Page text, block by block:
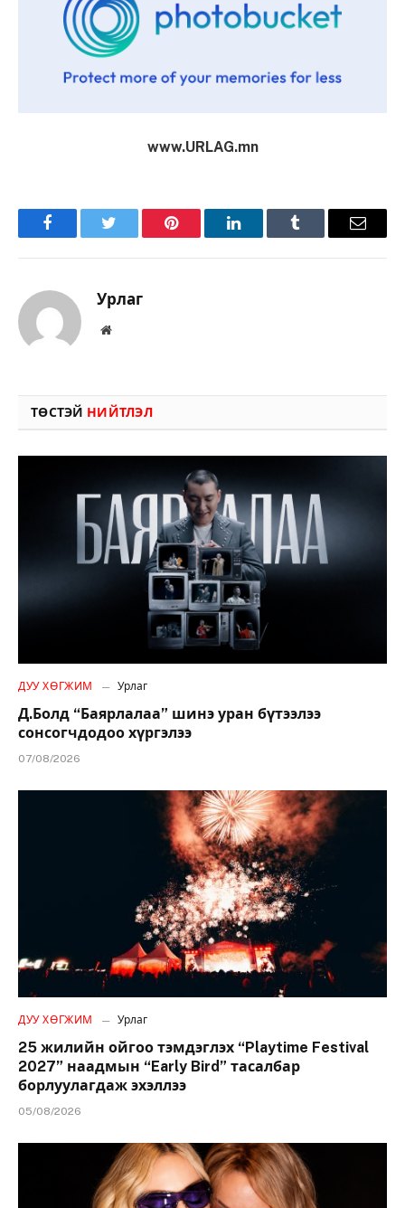
www.URLAG.mn
FacebookTwitter Pinterest LinkedInTumblr Имэйл
Урлаг
Вэбсайт
ТӨСТЭЙ НИЙТЛЭЛ
ДУУ ХӨГЖИМ Урлаг
Д.Болд “Баярлалаа” шинэ уран бүтээлээ
сонсогчдодоо хүргэлээ
07/08/2026
ДУУ ХӨГЖИМ Урлаг
25 жилийн ойгоо тэмдэглэх “Playtime Festival
2027” наадмын “Early Bird” тасалбар
борлуулагдаж эхэллээ
05/08/2026